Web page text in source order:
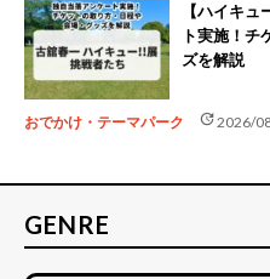
【ハイキ
ト実施！チ
ズを解説
おでかけ・テーマパーク update2026/
GENRE